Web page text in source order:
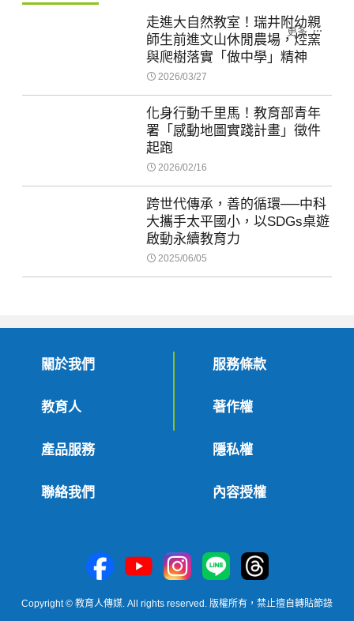
更多
走進大自然教室！瑞井附幼親
師生前進文山休閒農場，焢窯
與爬樹落實「做中學」精神
2026/03/27
化身行動千里馬！教育部青年
署「感動地圖實踐計畫」徵件
起跑
2026/02/16
跨世代傳承，善的循環──中科
大攜手太平國小，以SDGs桌遊
啟動永續教育力
2025/06/05
關於我們
教育人
產品服務
聯絡我們
服務條款
著作權
隱私權
內容授權
Copyright © 教育人傳媒. All rights reserved. 版權所有，禁止擅自轉貼節錄